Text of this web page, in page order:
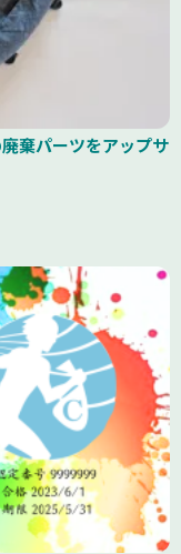
棄パーツをアップサ